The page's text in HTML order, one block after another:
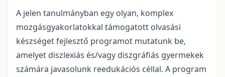
A jelen tanulmányban egy olyan, komplex
mozgásgyakorlatokkal támogatott olvasási
készséget fejlesztő programot mutatunk be,
amelyet diszlexiás és/vagy diszgráfiás gyermekek
számára javasolunk reedukációs céllal. A program